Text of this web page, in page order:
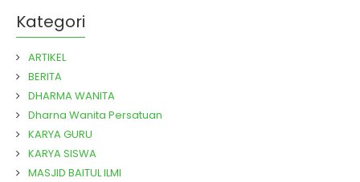
Kategori
ARTIKEL
BERITA
DHARMA WANITA
Dharna Wanita Persatuan
KARYA GURU
KARYA SISWA
MASJID BAITUL ILMI